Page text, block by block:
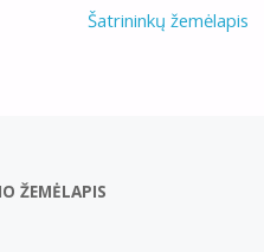
Šatrininkų žemėlapis
ŽEMĖLAPIS